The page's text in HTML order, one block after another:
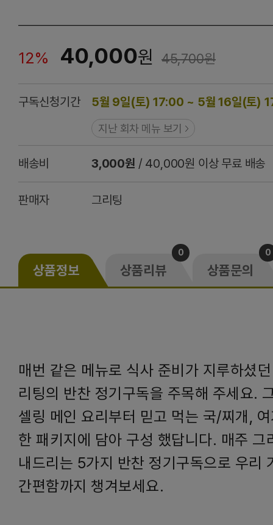
12% 40,000원 45,700원
구독신청기간 5월 9일(토) 17:00 ~ 5월 16일(토)
지난 회차 메뉴 보기
배송비 3,000원 / 40,000원 이상 무료 배송
판매자 그리팅
상품정보 상품리뷰
0
상품문의
0
매번 같은 메뉴로 식사 준비가 지루하셨
리팅의 반찬 정기구독을 주목해 주세요.
셀링 메인 요리부터 믿고 먹는 국/찌개,
한 패키지에 담아 구성 했답니다. 매주 그
내드리는 5가지 반찬 정기구독으로 우리
간편함까지 챙겨보세요.